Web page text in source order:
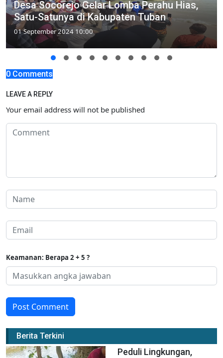
Desa Socorejo Gelar Lomba Perahu Hias,
Satu-Satunya di Kabupaten Tuban
01 September 2024 10:00
0 Comments
LEAVE A REPLY
Your email address will not be published
Keamanan: Berapa 2 + 5 ?
Post Comment
Berita Terkini
Peduli Lingkungan,